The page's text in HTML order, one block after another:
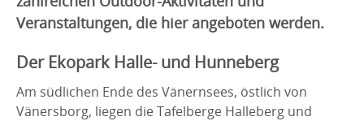
Veranstaltungen, die hier angeboten werden.
Der Ekopark Halle- und Hunneberg
Am südlichen Ende des Vänernsees, östlich von
Vänersborg, liegen die Tafelberge Halleberg und